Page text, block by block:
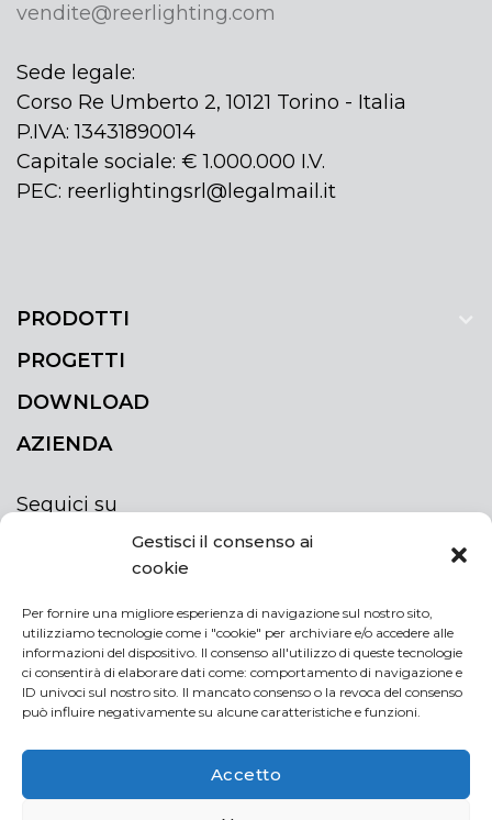
Gestisci il consenso ai
cookie
Per fornire una migliore esperienza di navigazione sul nostro sito,
utilizziamo tecnologie come i "cookie" per archiviare e/o accedere alle
informazioni del dispositivo. Il consenso all'utilizzo di queste tecnologie
ci consentirà di elaborare dati come: comportamento di navigazione e
ID univoci sul nostro sito. Il mancato consenso o la revoca del consenso
può influire negativamente su alcune caratteristiche e funzioni.
Accetto
vendite@reerlighting.com
Sede legale:
Corso Re Umberto 2, 10121 Torino - Italia
P.IVA: 13431890014
Capitale sociale: € 1.000.000 I.V.
PEC: reerlightingsrl@legalmail.it
PRODOTTI
PROGETTI
DOWNLOAD
AZIENDA
Seguici su
ISCRIVITI ALLA NEWSLETTER
Rimani sempre aggiornato iscrivendoti alla
newsletter
NEWSLETTER
If